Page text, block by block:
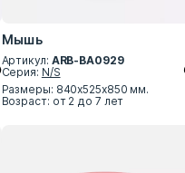
Мышь
Артикул: ARB-BA0929
Серия: N/S
Размеры: 840х525х850 мм.
Возраст: от 2 до 7 лет